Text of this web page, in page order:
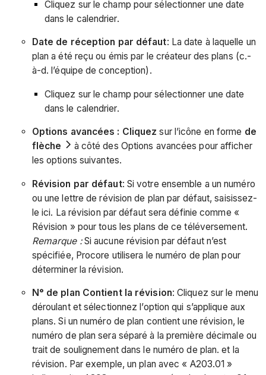
Cliquez sur le champ pour sélectionner une date
dans le calendrier.
Date de réception par défaut: La date à laquelle un
plan a été reçu ou émis par le créateur des plans (c.-
à-d. l’équipe de conception).
Cliquez sur le champ pour sélectionner une date
dans le calendrier.
Options avancées : Cliquez sur l’icône en forme de
flèche
à côté des Options avancées pour afficher
les options suivantes.
Révision par défaut: Si votre ensemble a un numéro
ou une lettre de révision de plan par défaut, saisissez-
le ici. La révision par défaut sera définie comme «
Révision » pour tous les plans de ce téléversement.
Remarque :Si aucune révision par défaut n’est
spécifiée, Procore utilisera le numéro de plan pour
déterminer la révision.
N° de plan Contient la révision: Cliquez sur le menu
déroulant et sélectionnez l’option qui s’applique aux
plans. Si un numéro de plan contient une révision, le
numéro de plan sera séparé à la première décimale ou
trait de soulignement dans le numéro de plan. et la
révision. Par exemple, un plan avec « A203.01 »